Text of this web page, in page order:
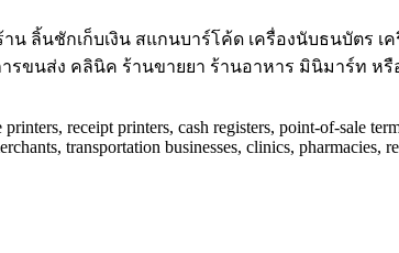
น ลิ้นชักเก็บเงิน สแกนบาร์โค้ด เครื่องนับธนบัตร เ
รขนส่ง คลินิค ร้านขายยา ร้านอาหาร มินิมาร์ท หรื
receipt printers, cash registers, point-of-sale
transportation businesses, clinics, pharmacies,